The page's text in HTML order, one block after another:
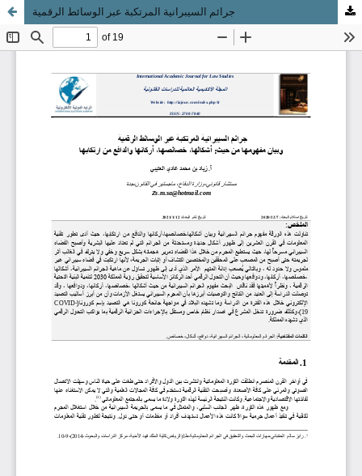
جرائم السيبرانية المرتكبة عبر الوسائط الرقمية